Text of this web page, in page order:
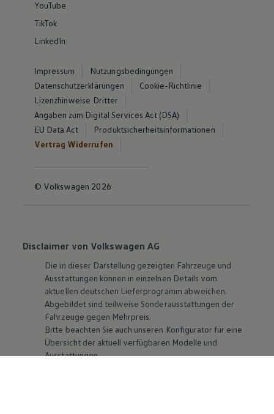
YouTube
TikTok
LinkedIn
Impressum
Nutzungsbedingungen
Datenschutzerklärungen
Cookie-Richtlinie
Lizenzhinweise Dritter
Angaben zum Digital Services Act (DSA)
EU Data Act
Produktsicherheitsinformationen
Vertrag Widerrufen
© Volkswagen 2026
Disclaimer von Volkswagen AG
Die in dieser Darstellung gezeigten Fahrzeuge und
Ausstattungen können in einzelnen Details vom
aktuellen deutschen Lieferprogramm abweichen.
Abgebildet sind teilweise Sonderausstattungen der
Fahrzeuge gegen Mehrpreis.
Bitte beachten Sie auch unseren Konfigurator für eine
Übersicht der aktuell verfügbaren Modelle und
Ausstattungen.